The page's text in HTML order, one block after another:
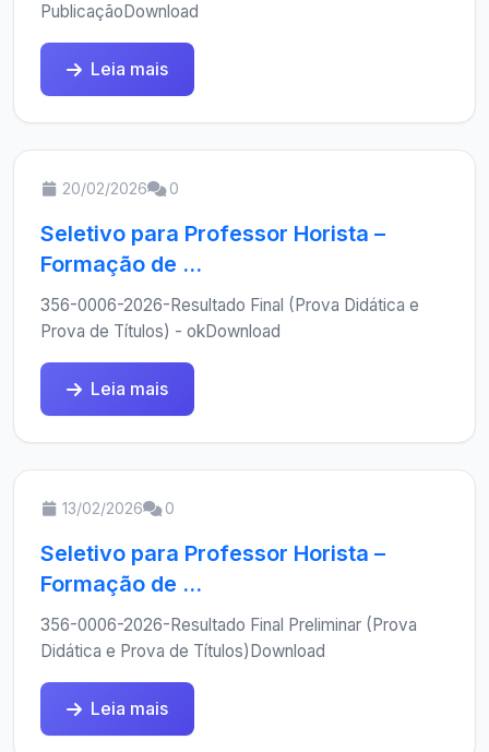
PublicaçãoDownload
Leia mais
20/02/2026 0
Seletivo para Professor Horista –
Formação de ...
356-0006-2026-Resultado Final (Prova Didática e
Prova de Títulos) - okDownload
Leia mais
13/02/2026 0
Seletivo para Professor Horista –
Formação de ...
356-0006-2026-Resultado Final Preliminar (Prova
Didática e Prova de Títulos)Download
Leia mais